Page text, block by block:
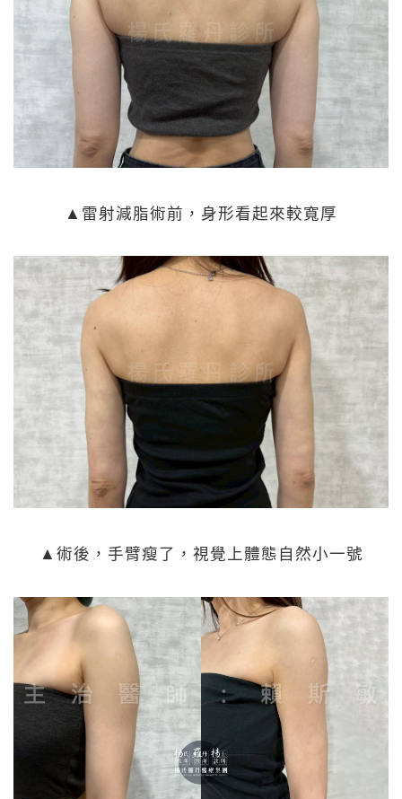
▲雷射減脂術前，身形看起來較寬厚
▲術後，手臂瘦了，視覺上體態自然小一號